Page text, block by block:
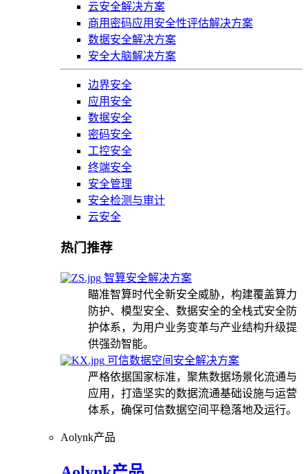
云安全解决方案
商用密码应用安全性评估解决方案
数据安全解决方案
安全大脑解决方案
边界安全
应用安全
数据安全
密码安全
工控安全
终端安全
安全管理
安全检测与审计
云安全
热门推荐
智算安全解决方案
瞄准智算时代全新安全威胁，构建覆盖算力
防护、模型安全、数据安全的全栈式安全防
护体系，为用户业务变革与产业结构升级提
供强劲智能。
可信数据空间安全解决方案
严格依据国家标准，聚焦数据场景化流通与
应用，打造坚实的数据流通基础设施与运营
体系，确保可信数据空间平稳落地及运行。
Aolynk产品